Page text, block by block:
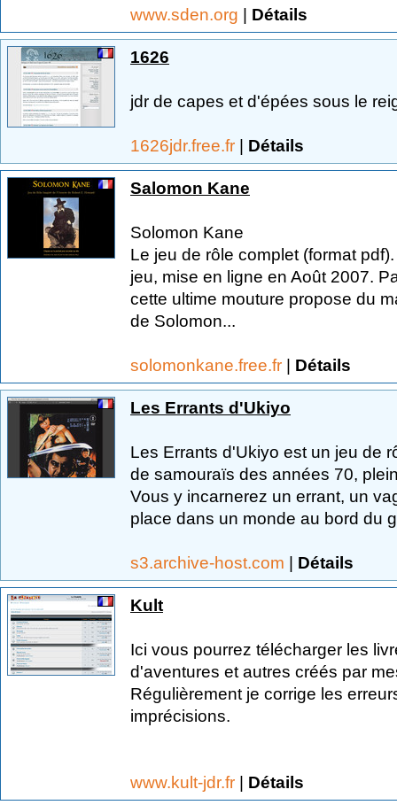
www.sden.org | Détails
1626
jdr de capes et d'épées sous le
1626jdr.free.fr | Détails
Salomon Kane
Solomon Kane
Le jeu de rôle complet (format
jeu, mise en ligne en Août 2007.
cette ultime mouture propose du
de Solomon...
solomonkane.free.fr | Détails
Les Errants d'Ukiyo
Les Errants d'Ukiyo est un jeu de
de samouraïs des années 70,
Vous y incarnerez un errant, un
place dans un monde au bord du
s3.archive-host.com | Détails
Kult
Ici vous pourrez télécharger les
d'aventures et autres créés par
Régulièrement je corrige les
imprécisions.
www.kult-jdr.fr | Détails